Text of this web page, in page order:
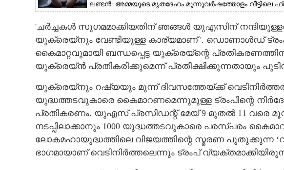
CONTACT US
ലണ്ടൻ: അമ്മയുടെ മൃതദേഹം മൂന്നുവർഷത്തോളം വീട്ടിലെ
'ചർച്ചകൾ സുഗമമാക്കിയതിന് ഞങ്ങൾ യുഎസിന്
യുക്രെയ്‌നും വേണ്ടിയുള്ള കാര്യമാണ് '. ഡൊണാൾഡ്
കൈമാറ്റവുമായി ബന്ധപ്പെട്ട യുക്രെയ്‌ന്റെ
യുക്രെയ്ൻ പ്രതികരിക്കുമെന്ന് പ്രതീക്ഷിക്കുന്നതായും
യുക്രെയ‌്നും റഷ്യയും മൂന്ന് ദിവസത്തേയ്ക്ക് വെടിനിർത്തൽ
യുദ്ധത്തടവുകാരെ കൈമാറണമെന്നുമുള്ള ട്രംപിന്റെ
പ്രതികരണം. യുഎസ് പ്രസിഡന്റ് മേയ് 9 മുതൽ 11 വരെ
നടപ്പിലാക്കാനും 1000 യുദ്ധത്തടവുകാരെ പരസ്പരം
ലോകമഹായുദ്ധത്തിലെ വിജയത്തിന്റെ സ്മരണ പുതുക്കുന്ന
ഭാഗമായാണ് വെടിനിർത്തലെന്നും ട്രംപ്